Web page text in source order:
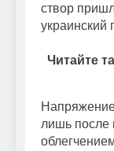
створ
украинский
Читайте
лишь после